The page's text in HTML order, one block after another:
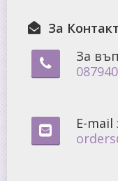
За
За
E-mail